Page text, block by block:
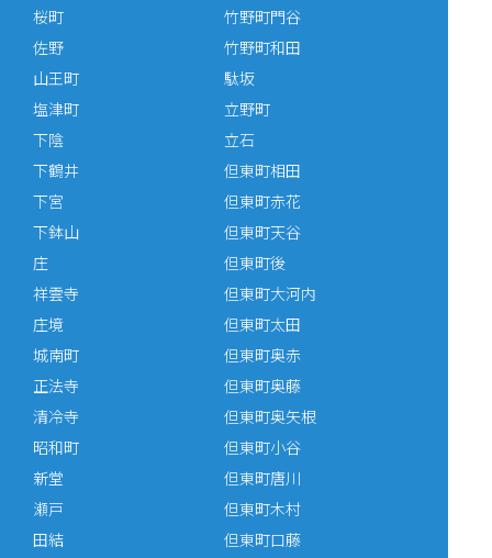
桜町
佐野
山王町
塩津町
下陰
下鶴井
下宮
下鉢山
庄
祥雲寺
庄境
城南町
正法寺
清冷寺
昭和町
新堂
瀬戸
田結
竹野町門谷
竹野町和田
駄坂
立野町
立石
但東町相田
但東町赤花
但東町天谷
但東町後
但東町大河内
但東町太田
但東町奥赤
但東町奥藤
但東町奥矢根
但東町小谷
但東町唐川
但東町木村
但東町口藤